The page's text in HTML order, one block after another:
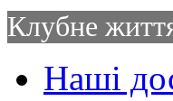
Клубне
Наші